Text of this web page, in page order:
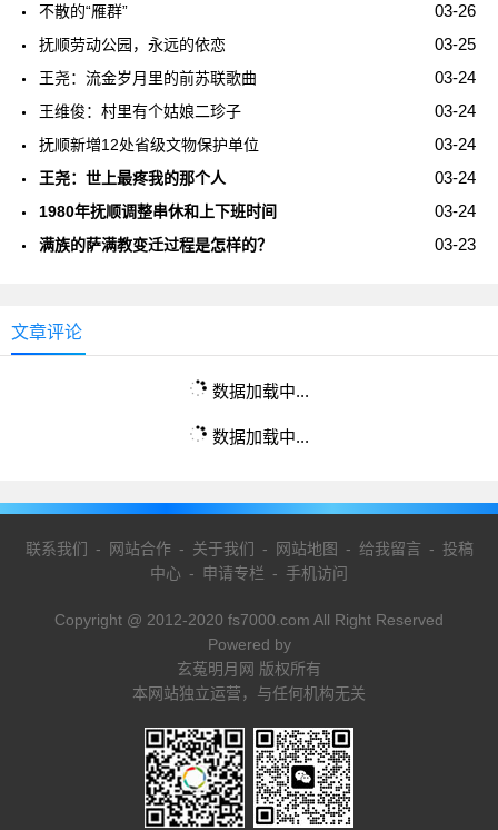
03-26
不散的“雁群”
03-25
抚顺劳动公园，永远的依恋
03-24
王尧：流金岁月里的前苏联歌曲
03-24
王维俊：村里有个姑娘二珍子
03-24
抚顺新増12处省级文物保护单位
03-24
王尧：世上最疼我的那个人
03-24
1980年抚顺调整串休和上下班时间
03-23
满族的萨满教变迁过程是怎样的？
文章评论
数据加载中...
数据加载中...
联系我们 - 网站合作- 关于我们 - 网站地图 - 给我留言 - 投稿
中心 - 申请专栏 - 手机访问
Copyright @ 2012-2020 fs7000.com All Right Reserved
Powered by
玄菟明月网 版权所有
本网站独立运营，与任何机构无关